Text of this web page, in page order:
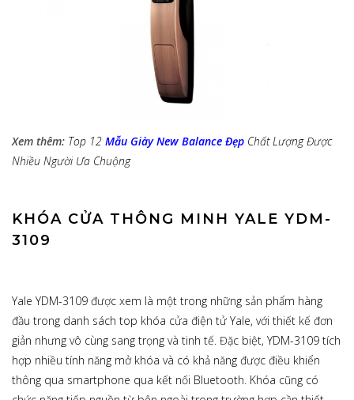
Xem thêm: Top 12 Mẫu Giày New Balance Đẹp Chất Lượng Được
Nhiều Người Ưa Chuộng
KHÓA CỬA THÔNG MINH YALE YDM-
3109
Yale YDM-3109 được xem là một trong những sản phẩm hàng
đầu trong danh sách top khóa cửa điện tử Yale, với thiết kế đơn
giản nhưng vô cùng sang trọng và tinh tế. Đặc biệt, YDM-3109 tích
hợp nhiều tính năng mở khóa và có khả năng được điều khiển
thông qua smartphone qua kết nối Bluetooth. Khóa cũng có